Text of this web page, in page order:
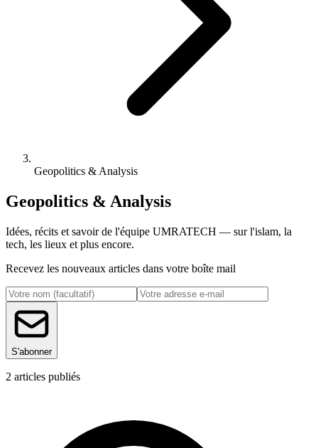
Geopolitics & Analysis
Geopolitics & Analysis
Idées, récits et savoir de l'équipe UMRATECH — sur l'islam, la
tech, les lieux et plus encore.
Recevez les nouveaux articles dans votre boîte mail
S'abonner
2 articles publiés